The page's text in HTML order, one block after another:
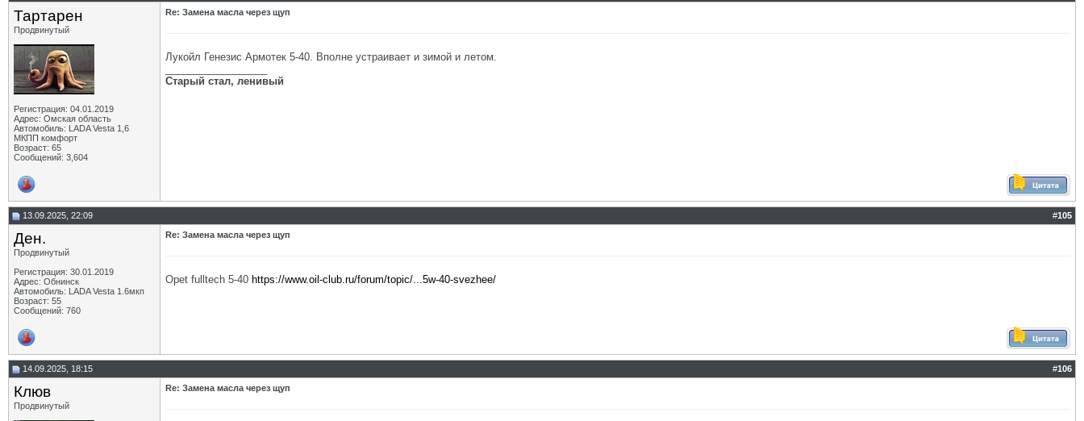
Тартарен
Продвинутый
Регистрация: 04.01.2019
Адрес: Омская область
Автомобиль: LADA Vesta 1,6
МКПП комфорт
Возраст: 65
Сообщений: 3,604
Re: Замена масла через щуп
Лукойл Генезис Армотек 5-40. Вполне устраивает и зимой и летом.
Старый стал, ленивый
13.09.2025, 22:09 #105
Ден.
Продвинутый
Регистрация: 30.01.2019
Адрес: Обнинск
Автомобиль: LADA Vesta 1.6мкп
Возраст: 55
Сообщений: 760
Re: Замена масла через щуп
Opet fulltech 5-40 https://www.oil-club.ru/forum/topic/...5w-40-svezhee/
14.09.2025, 18:15 #106
Клюв
Продвинутый
Re: Замена масла через щуп